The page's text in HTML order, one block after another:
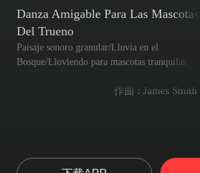
Danza Amigable Para Las Mascotas
Del Trueno
Paisaje sonoro granular/Lluvia en el
Bosque/Lloviendo para mascotas tranquilas
作曲 : James Smith